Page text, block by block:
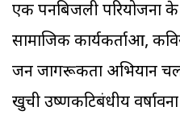
एक पनबिजली परियोजना के
सामाजिक कार्यकर्ताओं,
जन जागरूकता अभियान
खुची उष्णकटिबंधीय